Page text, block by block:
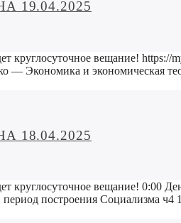
19.04.2025
круглосуточное вещание!
— Экономика и экономическая
18.04.2025
круглосуточное вещание!
построения Социализма